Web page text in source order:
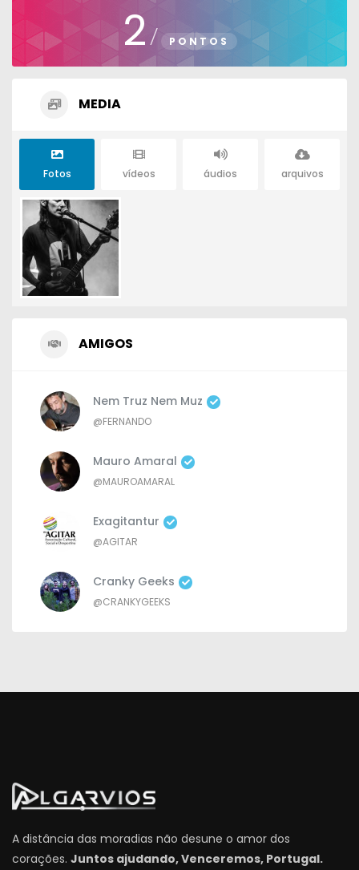
2/ PONTOS
MEDIA
Fotos vídeos áudios arquivos
AMIGOS
Nem Truz Nem Muz
@FERNANDO
Mauro Amaral
@MAUROAMARAL
Exagitantur
@AGITAR
Cranky Geeks
@CRANKYGEEKS
A distância das moradias não desune o amor dos
corações. Juntos ajudando, Venceremos, Portugal.